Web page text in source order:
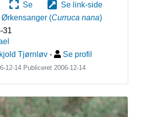
Se
Se link-side
(Curruca nana)
31
Tjørnløv - Se profil
12-14 Publiceret 2006-12-14